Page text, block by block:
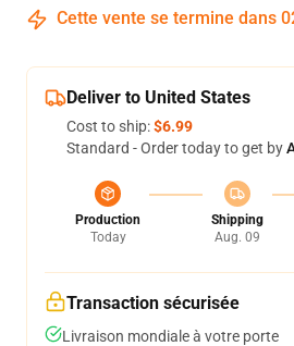
Cette vente se termine dans
Deliver to United States
Cost to ship:$6.99
Standard - Order today to get by
Production
Today
Shipping
Aug. 09
Transaction sécurisée
Livraison mondiale à votre porte